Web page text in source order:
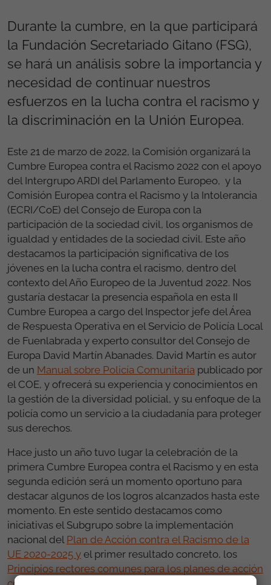
Durante la cumbre, en la que participará
la Fundación Secretariado Gitano (FSG),
se hará un análisis sobre la importancia y
necesidad de continuar nuestros
esfuerzos en la lucha contra el racismo y
la discriminación en la Unión Europea.
Este 21 de marzo de 2022, la Comisión organizará la
Cumbre Europea contra el Racismo 2022 con el apoyo
del Intergrupo ARDI del Parlamento Europeo, y la
Comisión Europea contra el Racismo y la Intolerancia
(ECRI/CoE) del Consejo de Europa con la
participación de la sociedad civil, los organismos de
igualdad y entidades de la sociedad civil. Este año
destacamos la participación significativa de los
jóvenes en la lucha contra el racismo, dentro del
contexto del Año Europeo de la Juventud 2022. Nos
gustaría destacar la presencia española en esta II
Cumbre Europea a cargo del Inspector jefe del Área
de Respuesta Operativa en el Servicio de Policía Local
de Fuenlabrada y experto consultor del Consejo de
Europa David Martín Abanades. David Martín es autor
de un Manual sobre Policía Comunitaria publicado por
el COE, y ofrecerá su experiencia y conocimientos en
la gestión de la diversidad policial, y su enfoque de la
policía como un servicio a la ciudadanía para proteger
sus derechos.
Hace justo un año tuvo lugar la celebración de la
primera Cumbre Europea contra el Racismo y en esta
segunda edición será un momento oportuno para
destacar algunos de los logros alcanzados hasta este
momento. En este sentido destacamos como
iniciativas el Subgrupo sobre la implementación
nacional del Plan de Acción contra el Racismo de la
UE 2020-2025 y el primer resultado concreto, los
Principios rectores comunes para los planes de acción